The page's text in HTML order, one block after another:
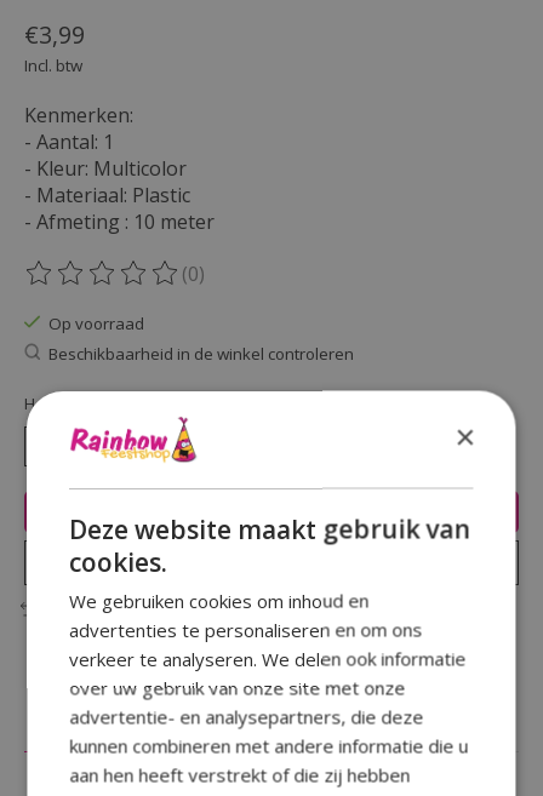
€3,99
Incl. btw
Kenmerken:
- Aantal: 1
- Kleur: Multicolor
- Materiaal: Plastic
- Afmeting : 10 meter
De beoordeling van dit product is
(0)
Op voorraad
Beschikbaarheid in de winkel controleren
Hoeveelheid:
Toevoegen om te vergelijken
Beschrijving Reviews (0)
×
Deze website maakt gebruik van
cookies.
We gebruiken cookies om inhoud en
advertenties te personaliseren en om ons
verkeer te analyseren. We delen ook informatie
over uw gebruik van onze site met onze
advertentie- en analysepartners, die deze
kunnen combineren met andere informatie die u
aan hen heeft verstrekt of die zij hebben